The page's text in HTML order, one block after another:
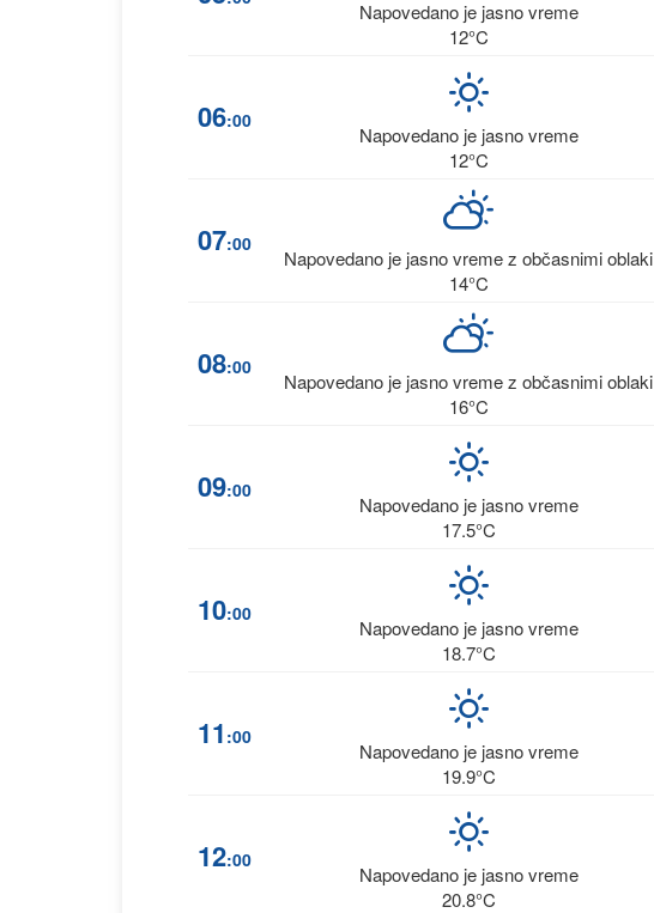
Napovedano je jasno vreme
12°C
06:00
Napovedano je jasno vreme
12°C
07:00
Napovedano je jasno vreme z občasnimi oblaki
14°C
08:00
Napovedano je jasno vreme z občasnimi oblaki
16°C
09:00
Napovedano je jasno vreme
17.5°C
10:00
Napovedano je jasno vreme
18.7°C
11 :00
Napovedano je jasno vreme
19.9°C
12:00
Napovedano je jasno vreme
20.8°C